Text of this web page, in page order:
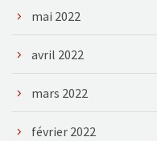
mai 2022
avril 2022
mars 2022
février 2022